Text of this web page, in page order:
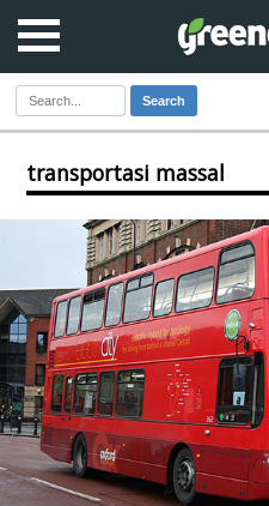
Search
transportasi massal